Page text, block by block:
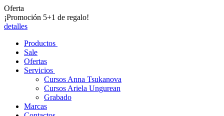
Oferta
¡Promoción 5+1 de regalo!
detalles
Productos
Sale
Ofertas
Servicios
Cursos Anna Tsukanova
Cursos Ariela Ungurean
Grabado
Marcas